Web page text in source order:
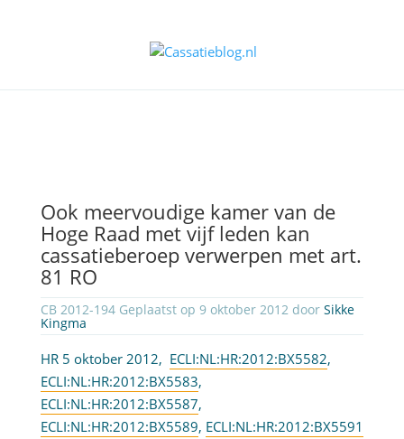
Ook meervoudige kamer van de
Hoge Raad met vijf leden kan
cassatieberoep verwerpen met art.
81 RO
CB 2012-194 Geplaatst op 9 oktober 2012 door Sikke
Kingma
HR 5 oktober 2012, ECLI:NL:HR:2012:BX5582,
ECLI:NL:HR:2012:BX5583,
ECLI:NL:HR:2012:BX5587,
ECLI:NL:HR:2012:BX5589, ECLI:NL:HR:2012:BX5591